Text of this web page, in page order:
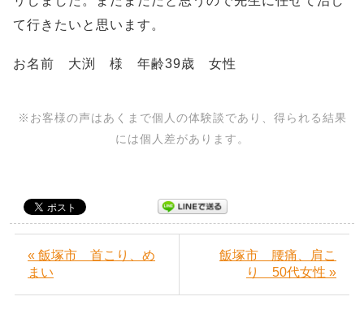
て行きたいと思います。
お名前 大渕 様 年齢39歳 女性
※お客様の声はあくまで個人の体験談であり、得られる結果
には個人差があります。
« 飯塚市 首こり、め
まい
飯塚市 腰痛、肩こ
り 50代女性 »